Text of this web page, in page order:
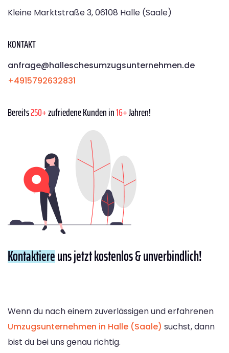
Kleine Marktstraße 3, 06108 Halle (Saale)
KONTAKT
anfrage@halleschesumzugsunternehmen.de
+4915792632831
Bereits250+zufriedene Kunden in16+Jahren!
Kontaktiereuns jetzt kostenlos & unverbindlich!
Wenn du nach einem zuverlässigen und erfahrenen
Umzugsunternehmen in Halle (Saale) suchst, dann
bist du bei uns genau richtig.